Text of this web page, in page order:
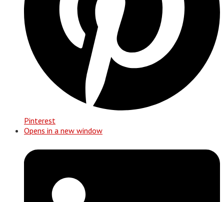
Pinterest
Opens in a new window